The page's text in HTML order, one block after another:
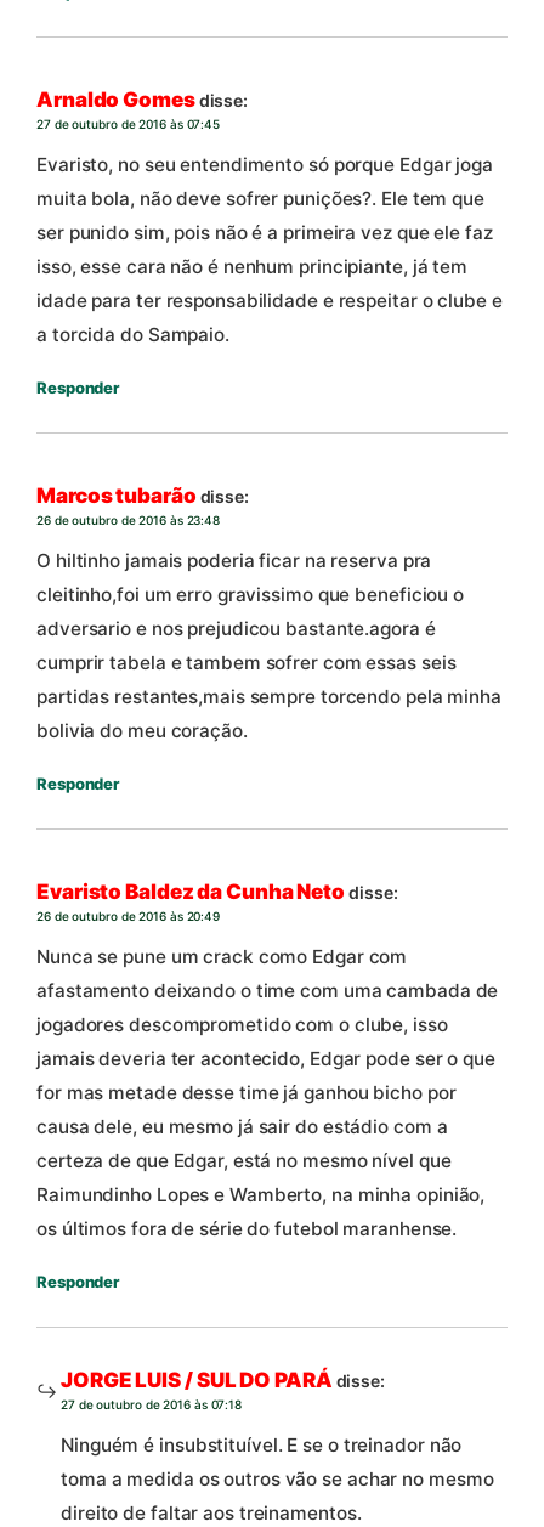
Arnaldo Gomesdisse:
27 de outubro de 2016 às 07:45
Evaristo, no seu entendimento só porque Edgar joga
muita bola, não deve sofrer punições?. Ele tem que
ser punido sim, pois não é a primeira vez que ele faz
isso, esse cara não é nenhum principiante, já tem
idade para ter responsabilidade e respeitar o clube e
a torcida do Sampaio.
Responder
Marcos tubarão disse:
26 de outubro de 2016 às 23:48
O hiltinho jamais poderia ficar na reserva pra
cleitinho,foi um erro gravissimo que beneficiou o
adversario e nos prejudicou bastante.agora é
cumprir tabela e tambem sofrer com essas seis
partidas restantes,mais sempre torcendo pela minha
bolivia do meu coração.
Responder
Evaristo Baldez da Cunha Neto disse:
26 de outubro de 2016 às 20:49
Nunca se pune um crack como Edgar com
afastamento deixando o time com uma cambada de
jogadores descomprometido com o clube, isso
jamais deveria ter acontecido, Edgar pode ser o que
for mas metade desse time já ganhou bicho por
causa dele, eu mesmo já sair do estádio com a
certeza de que Edgar, está no mesmo nível que
Raimundinho Lopes e Wamberto, na minha opinião,
os últimos fora de série do futebol maranhense.
Responder
JORGE LUIS / SUL DO PARÁ disse:
27 de outubro de 2016 às 07:18
Ninguém é insubstituível. E se o treinador não
toma a medida os outros vão se achar no mesmo
direito de faltar aos treinamentos.